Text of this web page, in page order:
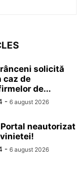
solicită
caz de
de...
- 6 august 2026
neautorizat
- 6 august 2026